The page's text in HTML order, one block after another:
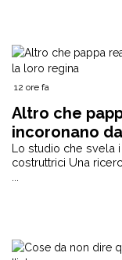
12 ore fa
Altro che
incoronano
Lo studio che svela
costruttrici Una
...